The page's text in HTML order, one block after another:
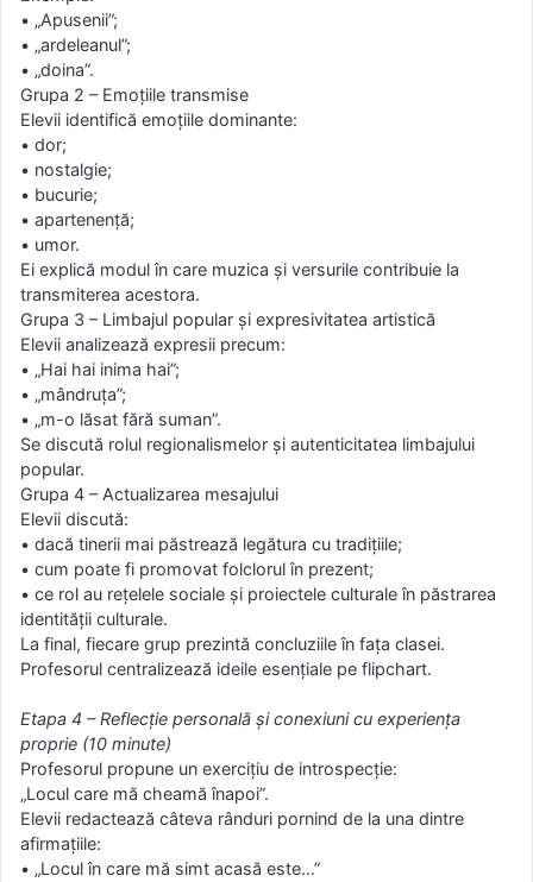
• „Apusenii”;
• „ardeleanul”;
• „doina”.
Grupa 2 – Emoțiile transmise
Elevii identifică emoțiile dominante:
• dor;
• nostalgie;
• bucurie;
• apartenență;
• umor.
Ei explică modul în care muzica și versurile contribuie la
transmiterea acestora.
Grupa 3 – Limbajul popular și expresivitatea artistică
Elevii analizează expresii precum:
• „Hai hai inima hai”;
• „mândruța”;
• „m-o lăsat fără suman”.
Se discută rolul regionalismelor și autenticitatea limbajului
popular.
Grupa 4 – Actualizarea mesajului
Elevii discută:
• dacă tinerii mai păstrează legătura cu tradițiile;
• cum poate fi promovat folclorul în prezent;
• ce rol au rețelele sociale și proiectele culturale în păstrarea
identității culturale.
La final, fiecare grup prezintă concluziile în fața clasei.
Profesorul centralizează ideile esențiale pe flipchart.
Etapa 4 – Reflecție personală și conexiuni cu experiența
proprie (10 minute)
Profesorul propune un exercițiu de introspecție:
„Locul care mă cheamă înapoi”.
Elevii redactează câteva rânduri pornind de la una dintre
afirmațiile:
• „Locul în care mă simt acasă este…”